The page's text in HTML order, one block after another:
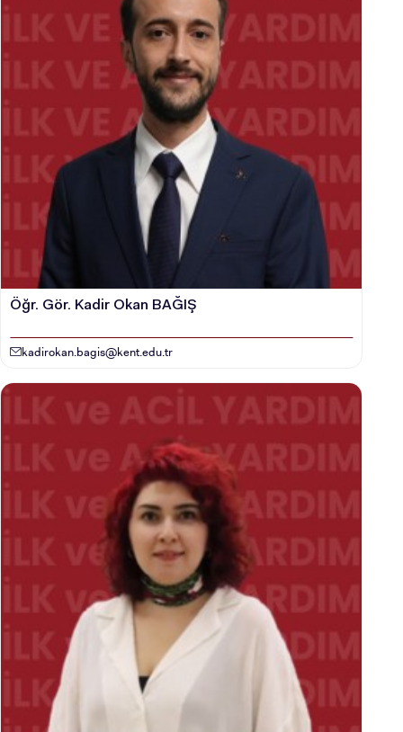
Öğr. Gör. Kadir Okan BAĞIŞ
kadirokan.bagis@kent.edu.tr